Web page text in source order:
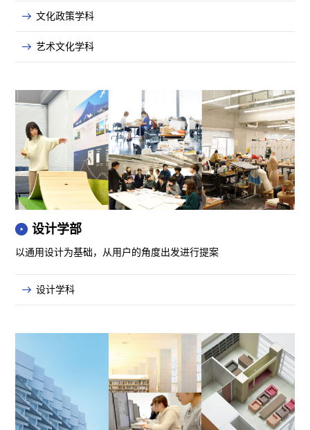
文化政策学科
艺术文化学科
设计学部
以通用设计为基础，从用户的角度出发进行提案
设计学科